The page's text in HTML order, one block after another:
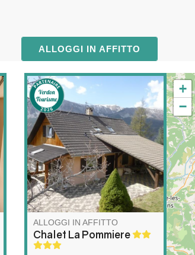
ALLOGGI IN AFFITTO
Grande chalet situato nella
graziosa frazione montana di
Villars-Heyssier, nel comune
di Beauvezer.
Splendidamente esposto a
sud, circondato da deliziosi
giardini, offre una fantastica
vista sulle montagne. Meta
ideale per le vacanze durante
tutto l'anno.
ALLOGGI IN AFFITTO
Chalet La Pommiere
+
−